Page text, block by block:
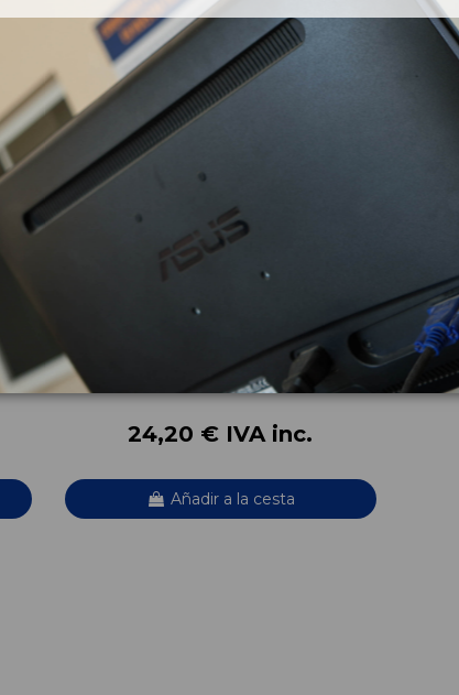
PALANCA FRENO DE MANO
1T1711303K9B9 1T1711303K
VOLKSWAGEN CADDY KA/KB (2C) KASTEN
OEM:
ID:
24,20 € IVA inc.
Añadir a la cesta